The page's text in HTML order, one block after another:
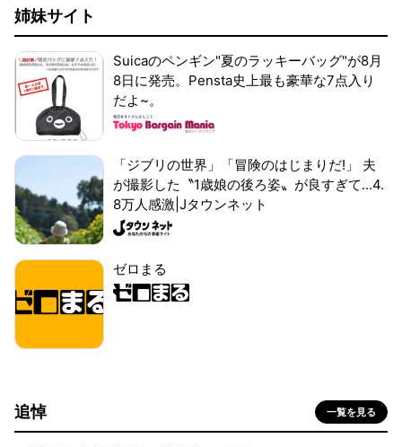
姉妹サイト
Suicaのペンギン"夏のラッキーバッグ"が8月
8日に発売。Pensta史上最も豪華な7点入り
だよ~。
「ジブリの世界」「冒険のはじまりだ!」 夫
が撮影した〝1歳娘の後ろ姿〟が良すぎて...4.
8万人感激|Jタウンネット
ゼロまる
追悼 一覧を見る